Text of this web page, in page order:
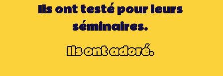
Ils ont testé pour leurs
séminaires.
Ils ont adoré.